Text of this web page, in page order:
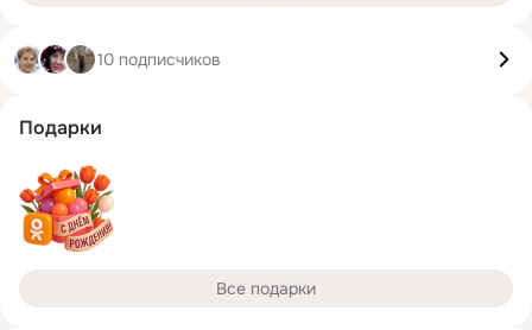
10 подписчиков
Подарки
Все подарки